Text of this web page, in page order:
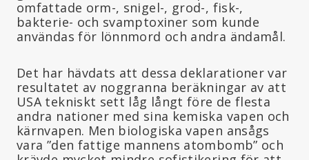
omfattade orm-, snigel-, grod-, fisk-,
bakterie- och svamptoxiner som kunde
användas för lönnmord och andra ändamål.
Det har hävdats att dessa deklarationer var
resultatet av noggranna beräkningar av att
USA tekniskt sett låg långt före de flesta
andra nationer med sina kemiska vapen och
kärnvapen. Men biologiska vapen ansågs
vara ”den fattige mannens atombomb” och